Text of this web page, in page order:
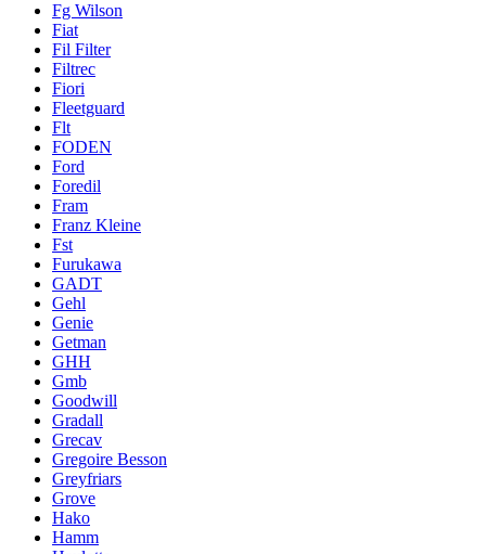
Fg Wilson
Fiat
Fil Filter
Filtrec
Fiori
Fleetguard
Flt
FODEN
Ford
Foredil
Fram
Franz Kleine
Fst
Furukawa
GADT
Gehl
Genie
Getman
GHH
Gmb
Goodwill
Gradall
Grecav
Gregoire Besson
Greyfriars
Grove
Hako
Hamm